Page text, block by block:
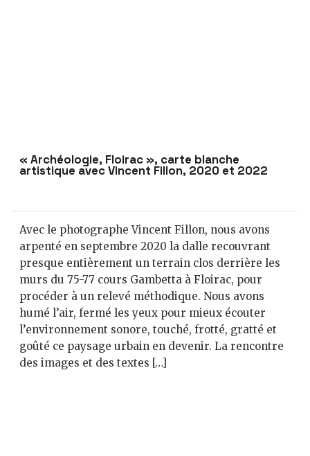
« Archéologie, Floirac », carte blanche
artistique avec Vincent Fillon, 2020 et 2022
Avec le photographe Vincent Fillon, nous avons
arpenté en septembre 2020 la dalle recouvrant
presque entièrement un terrain clos derrière les
murs du 75-77 cours Gambetta à Floirac, pour
procéder à un relevé méthodique. Nous avons
humé l’air, fermé les yeux pour mieux écouter
l’environnement sonore, touché, frotté, gratté et
goûté ce paysage urbain en devenir. La rencontre
des images et des textes […]